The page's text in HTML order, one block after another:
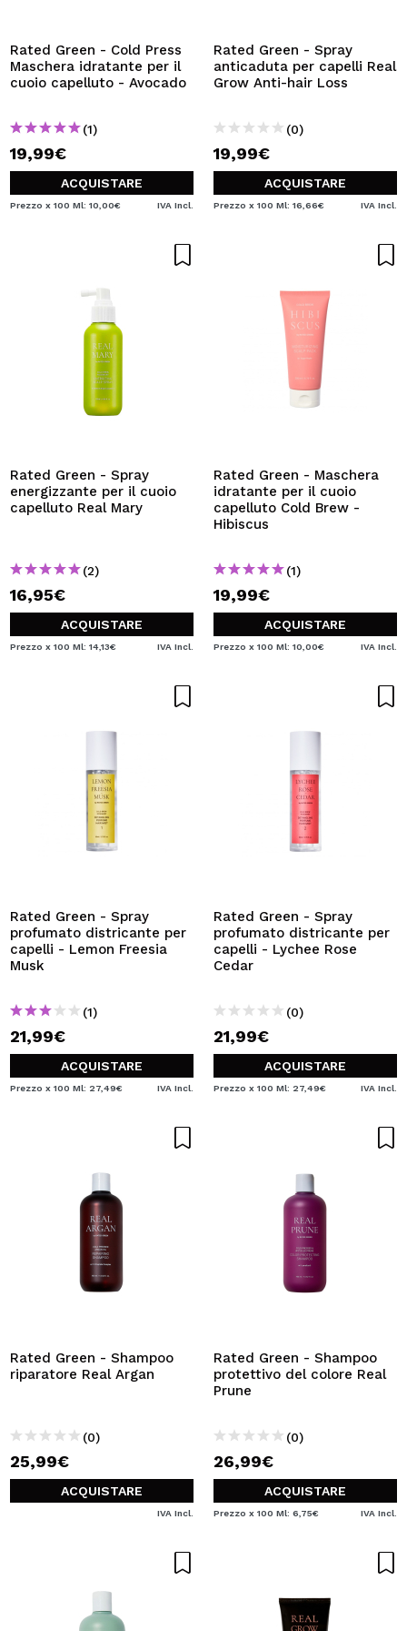
Creando un account su Maquibeauty.it potrai fare i tuoi
acquisti velocemente, controllare lo stato dei tuoi ordini e
consultare le tue operazioni precedenti.
CREARE UN ACCOUNT
Rated Green - Cold Press
Maschera idratante per il
cuoio capelluto - Avocado
(1)
19,99€
ACQUISTARE
Prezzo x 100 Ml: 10,00€ IVA Incl.
Rated Green - Spray
anticaduta per capelli Real
Grow Anti-hair Loss
(0)
19,99€
ACQUISTARE
Prezzo x 100 Ml: 16,66€ IVA Incl.
Rated Green - Spray
energizzante per il cuoio
capelluto Real Mary
(2)
16,95€
ACQUISTARE
Prezzo x 100 Ml: 14,13€ IVA Incl.
Rated Green - Maschera
idratante per il cuoio
capelluto Cold Brew -
Hibiscus
(1)
19,99€
ACQUISTARE
Prezzo x 100 Ml: 10,00€ IVA Incl.
Rated Green - Spray
profumato districante per
capelli - Lemon Freesia
Musk
(1)
21,99€
ACQUISTARE
Prezzo x 100 Ml: 27,49€ IVA Incl.
Rated Green - Spray
profumato districante per
capelli - Lychee Rose
Cedar
(0)
21,99€
ACQUISTARE
Prezzo x 100 Ml: 27,49€ IVA Incl.
Rated Green - Shampoo
riparatore Real Argan
(0)
25,99€
ACQUISTARE
IVA Incl.
Rated Green - Shampoo
protettivo del colore Real
Prune
(0)
26,99€
ACQUISTARE
Prezzo x 100 Ml: 6,75€ IVA Incl.